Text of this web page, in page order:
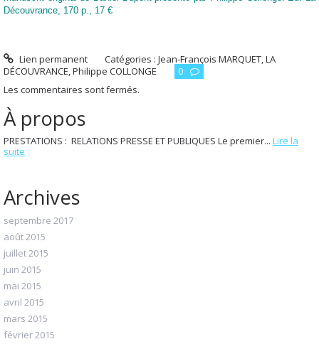
À propos
PRESTATIONS : RELATIONS PRESSE ET PUBLIQUES Le premier... Lire la
suite
Archives
septembre 2017
août 2015
juillet 2015
juin 2015
mai 2015
avril 2015
mars 2015
février 2015
Découvrance, 170 p., 17 €
Lien permanent Catégories :Jean-François MARQUET ,LA
DÉCOUVRANCE Philippe COLLONGE
0
Les commentaires sont fermés.